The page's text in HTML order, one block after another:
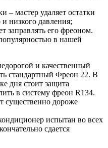
– мастер удаляет остатки
низкого давления;
заправлять его фреоном.
в нашей
и качественный
стандартный Фреон 22. В
дня стоит защита
в систему фреон R134.
существенно дороже
испытан во всех
сдается